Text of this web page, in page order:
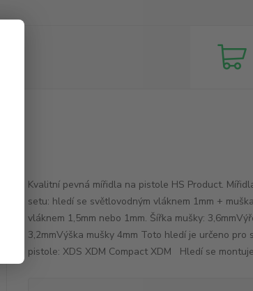
Kvalitní pevná mířidla na pistole HS Product.
setu: hledí se světlovodným vláknem 1mm +
vláknem 1,5mm nebo 1mm. Šířka mušky:
3,2mmVýška mušky 4mm Toto hledí je určeno pro
pistole: XDS XDM Compact XDM Hledí se